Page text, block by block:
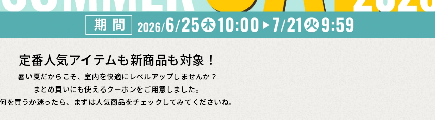
定番人気アイテムも新商品も対象！
暑い夏だからこそ、室内を快適にレベルアップしませんか？
まとめ買いにも使えるクーポンをご用意しました。
何を買うか迷ったら、まずは人気商品をチェックしてみてくださいね。